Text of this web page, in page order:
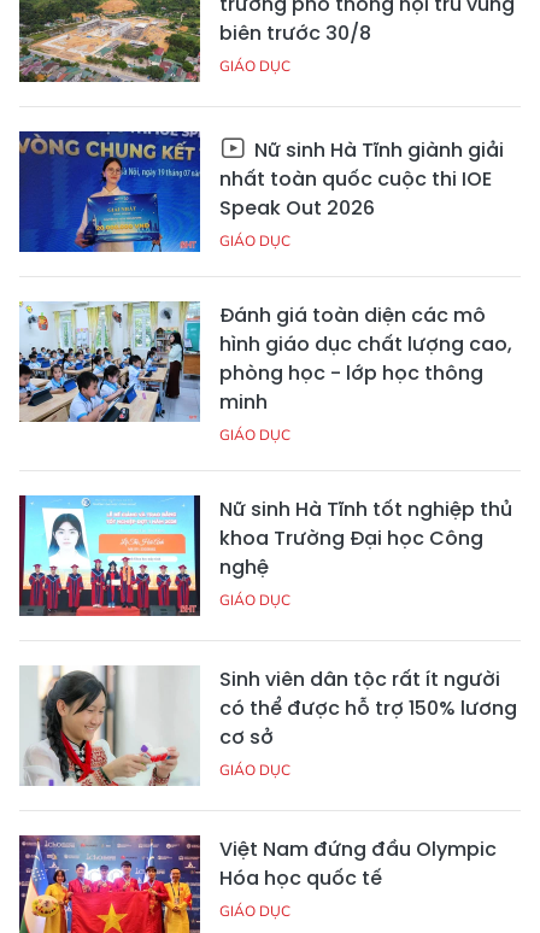
biên trước 30/8
GIÁO DỤC
Nữ sinh Hà Tĩnh giành giải
nhất toàn quốc cuộc thi IOE
Speak Out 2026
GIÁO DỤC
Đánh giá toàn diện các mô
hình giáo dục chất lượng cao,
phòng học - lớp học thông
minh
GIÁO DỤC
Nữ sinh Hà Tĩnh tốt nghiệp thủ
khoa Trường Đại học Công
nghệ
GIÁO DỤC
Sinh viên dân tộc rất ít người
có thể được hỗ trợ 150% lương
cơ sở
GIÁO DỤC
Việt Nam đứng đầu Olympic
Hóa học quốc tế
GIÁO DỤC